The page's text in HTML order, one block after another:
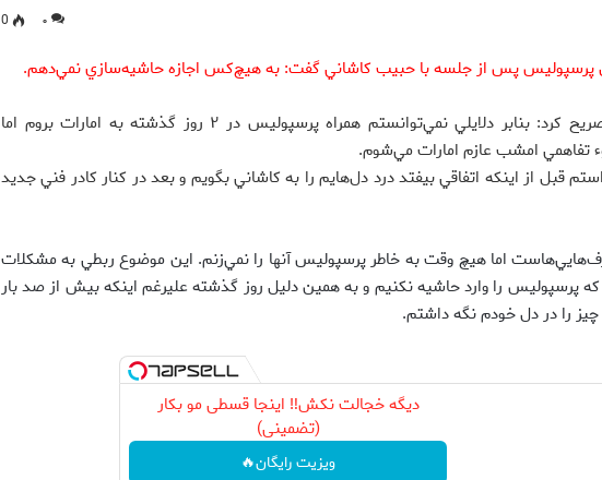
۰ 0
پرسپوليس پس از جلسه با حبيب كاشاني گفت:‌ به‌ هيچ‌كس اجازه حاشيه‌سازي نمي‌دهم.
محمود خوردبين پس از جلسه با كاشاني تصريح كرد: بنابر دلايلي نمي‌توانستم همراه پرسپوليس در ۲ روز گذشته به امارات بروم اما
امشب عازم امارات مي‌شوم.
قبل از اينكه اتفاقي بيفتد درد دل‌هايم را به كاشاني بگويم و بعد در كنار كادر فني جديد
اما هيچ وقت به خاطر پرسپوليس آنها را نمي‌زنم. اين موضوع ربطي به مشكلات
پرسپوليس را وارد حاشيه نكنيم و به همين دليل روز گذشته عليرغم اينكه بيش از صد بار
را در دل خودم نگه داشتم.
دیگه خجالت نکش‼️ اینجا قسطی مو بکار
(تضمینی)
ویزیت رایگان🔥